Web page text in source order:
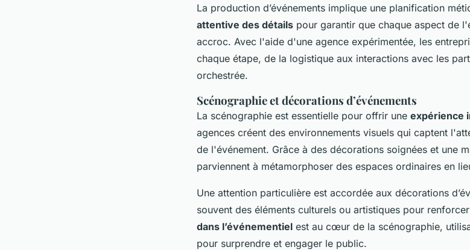
La production d’événements implique une planification
attentive des détails pour garantir que chaque aspect de
accroc. Avec l'aide d'une agence expérimentée, les
chaque étape, de la logistique aux interactions avec les
orchestrée.
Scénographie et décorations d’événements
La scénographie est essentielle pour offrir une expérience
agences créent des environnements visuels qui captent
de l'événement. Grâce à des décorations soignées et une
parviennent à métamorphoser des espaces ordinaires en
Une attention particulière est accordée aux décorations
souvent des éléments culturels ou artistiques pour
dans l’événementiel est au cœur de la scénographie,
pour surprendre et engager le public.